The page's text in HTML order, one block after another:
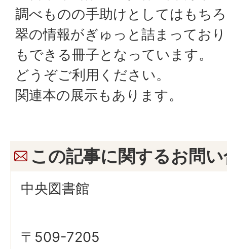
調べものの手助けとしてはもち
翠の情報がぎゅっと詰まってお
もできる冊子となっています。
どうぞご利用ください。
関連本の展示もあります。
この記事に関するお問
中央図書館
〒509-7205